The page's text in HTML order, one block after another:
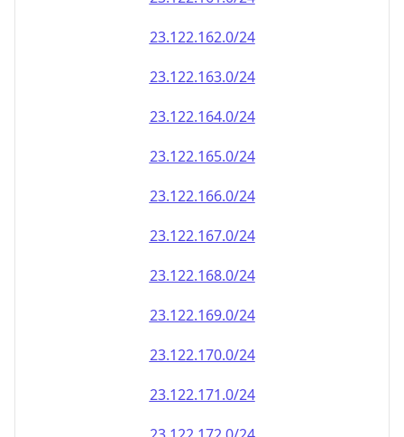
23.122.163.0/24
23.122.164.0/24
23.122.165.0/24
23.122.166.0/24
23.122.167.0/24
23.122.168.0/24
23.122.169.0/24
23.122.170.0/24
23.122.171.0/24
23.122.172.0/24
23.122.173.0/24